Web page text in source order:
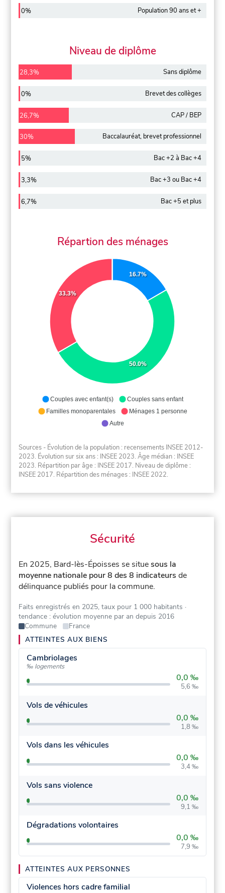
0% Population 90 ans et +
Niveau de diplôme
28,3% Sans diplôme
0% Brevet des collèges
26,7% CAP / BEP
30% Baccalauréat, brevet professionnel
5% Bac +2 à Bac +4
3,3% Bac +3 ou Bac +4
6,7% Bac +5 et plus
Répartion des ménages
16.7%
50.0%
33.3%
Couples avec enfant(s)
Couples sans enfant
Familles monoparentales
Ménages 1 personne
Autre
Sources - Évolution de la population : recensements INSEE 2012-
2023. Évolution sur six ans : INSEE 2023. Âge médian : INSEE
2023. Répartition par âge : INSEE 2017. Niveau de diplôme :
INSEE 2017. Répartition des ménages : INSEE 2022.
Sécurité
En 2025, Bard-lès-Époisses se situesous la
moyenne nationale pour 8 des 8 indicateurs de
délinquance publiés pour la commune.
Faits enregistrés en 2025, taux pour 1 000 habitants ·
tendance : évolution moyenne par an depuis 2016
Commune
France
ATTEINTES AUX BIENS
Cambriolages
‰ logements
0,0 ‰
5,6 ‰
Vols de véhicules
0,0 ‰
1,8 ‰
Vols dans les véhicules
0,0 ‰
3,4 ‰
Vols sans violence
0,0 ‰
9,1 ‰
Dégradations volontaires
0,0 ‰
7,9 ‰
ATTEINTES AUX PERSONNES
Violences hors cadre familial